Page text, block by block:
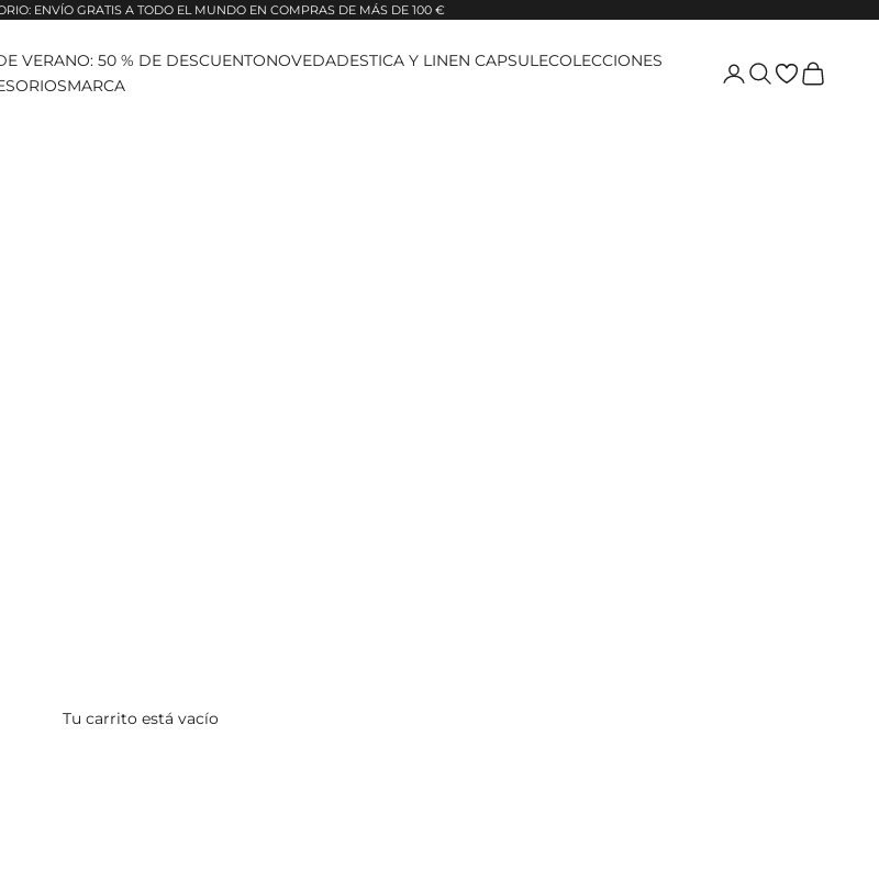
ENVÍO GRATIS A TODO EL MUNDO EN COMPRAS DE MÁS DE 100 €
VERANO: 50 % DE DESCUENTONOVEDADESTICA Y LINEN CAPSULECOLECCIONES
MARCA
LoginPesquisarCarrinho
Tu carrito está vacío
CALZADO